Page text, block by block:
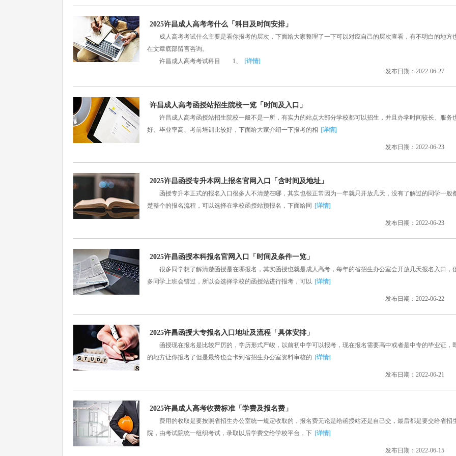
2025许昌成人高考考什么「科目及时间安排」
成人高考考试什么主要是看你报考的层次，下面给大家整理了一下可以对应自己的层次查看，有不明白的地方
在文章底部留言咨询。
许昌成人高考考试科目 1、
[详情]
发布日期：2022-06-27
许昌成人高考函授站招生院校一览「时间及入口」
许昌成人高考函授站招生院校一般不是一所，有实力的站点大部分学校都可以招生，并且办学时间较长、服务
好、毕业率高、考前培训比较好，下面给大家介绍一下报考的相 [详情]
发布日期：2022-06-23
2025许昌函授专升本网上报名官网入口「含时间及地址」
函授专升本正式的报名入口很多人不清楚在哪，其实也很正常因为一年就只开放几天，没有了解过的同学一般
楚整个的报名流程，可以选择在学校函授站预报名，下面给同
[详情]
发布日期：2022-06-23
2025许昌函授本科报名官网入口「时间及条件一览」
很多同学想了解清楚函授是在哪报名，其实函授也就是成人高考，每年的省招生办公室会开放几天报名入口，
多同学上班会错过，所以会选择学校的函授站进行报考，可以 [详情]
发布日期：2022-06-22
2025许昌函授大专报名入口地址及流程「具体安排」
函授现在报名是比较严厉的，学历形式严峻，以前初中学可以报考，现在报名需要高中或者是中专的毕业证，
的地方让你报名了但是最终也会卡到省招生办公室资料审核的 [详情]
发布日期：2022-06-21
2025许昌成人高考收费标准「学费及报名费」
费用的收取是要按照省招生办公室统一规定收取的，报名费无论是给函授站还是自己交，最后都是要交给省招
院，由考试院统一组织考试，录取以后学费交给学校平台，下 [详情]
发布日期：2022-06-15